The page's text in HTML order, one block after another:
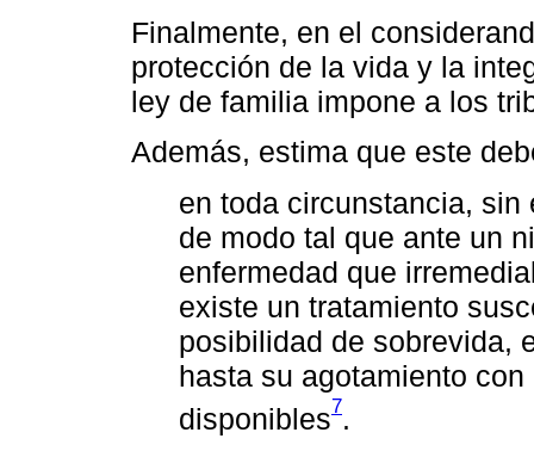
Finalmente, en el
protección de la vida y la
ley de familia impone a los
Además, estima que este
en toda circunstancia,
de modo tal que ante un
enfermedad que
existe un tratamiento
posibilidad de sobrevida,
hasta su agotamiento
disponibles7.